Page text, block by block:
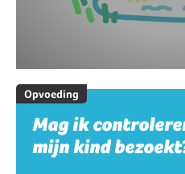
Opvoeding
Mag ik
mijn kind